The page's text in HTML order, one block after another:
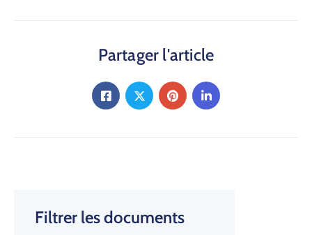
Filtrer les documents
Partager l'article